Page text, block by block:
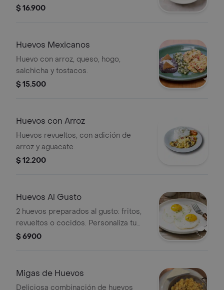
desmechada.
$ 16.900
Huevos Mexicanos
Huevo con arroz, queso, hogo,
salchicha y tostacos.
$ 15.500
Huevos con Arroz
Huevos revueltos, con adición de
arroz y aguacate.
$ 12.200
Huevos Al Gusto
2 huevos preparados al gusto: fritos,
revueltos o cocidos. Personaliza tu
desayuno.
$ 6900
Migas de Huevos
Deliciosa combinación de huevos